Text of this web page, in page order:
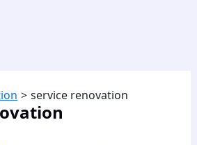
service renovation